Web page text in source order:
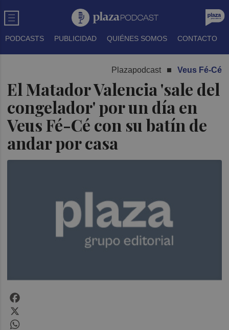
PODCASTS PUBLICIDAD QUIÉNES SOMOS CONTACTO
Plazapodcast Veus Fé-Cé
El Matador Valencia 'sale del
congelador' por un día en
Veus Fé-Cé con su batín de
andar por casa